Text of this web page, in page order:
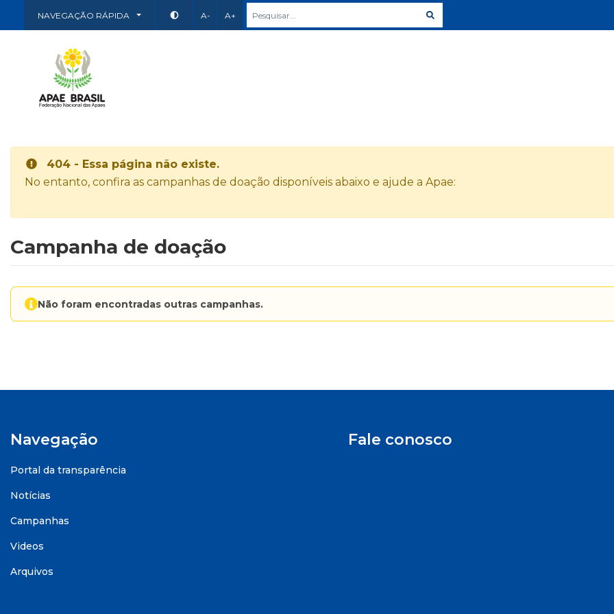
NAVEGAÇÃO RÁPIDA A- A+
404 - Essa página não existe.
No entanto, confira as campanhas de doação disponíveis abaixo e ajude a Apae:
Campanha de doação
Não foram encontradas outras campanhas.
Navegação
Portal da transparência
Notícias
Campanhas
Videos
Arquivos
Fale conosco